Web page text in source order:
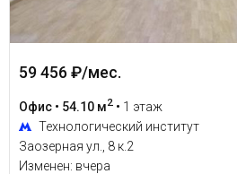
59 456 ₽/мес.
Офис • 54.10 м2 • 1 этаж
Технологический институт
Заозерная ул., 8 к.2
Изменен: вчера